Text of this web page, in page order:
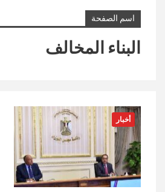
اسم الصفحة
البناء المخالف
أخبار